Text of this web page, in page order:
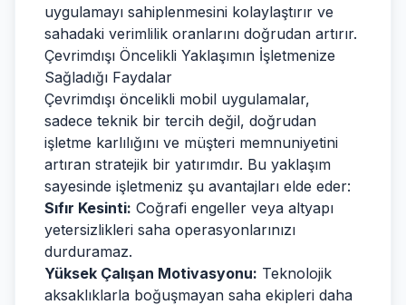
uygulamayı sahiplenmesini kolaylaştırır ve
sahadaki verimlilik oranlarını doğrudan artırır.
Çevrimdışı Öncelikli Yaklaşımın İşletmenize
Sağladığı Faydalar
Çevrimdışı öncelikli mobil uygulamalar,
sadece teknik bir tercih değil, doğrudan
işletme karlılığını ve müşteri memnuniyetini
artıran stratejik bir yatırımdır. Bu yaklaşım
sayesinde işletmeniz şu avantajları elde eder:
Sıfır Kesinti: Coğrafi engeller veya altyapı
yetersizlikleri saha operasyonlarınızı
durduramaz.
Yüksek Çalışan Motivasyonu: Teknolojik
aksaklıklarla boğuşmayan saha ekipleri daha